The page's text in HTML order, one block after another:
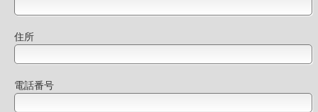
住所
電話番号